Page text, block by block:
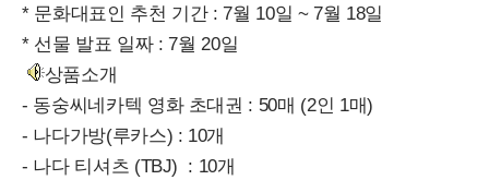
* 문화대표인 추천 기간 : 7월 10일 ~ 7월 18일
* 선물 발표 일짜 : 7월 20일
상품소개
- 동숭씨네카텍 영화 초대권 : 50매 (2인 1매)
- 나다가방(루카스) : 10개
- 나다 티셔츠 (TBJ) : 10개